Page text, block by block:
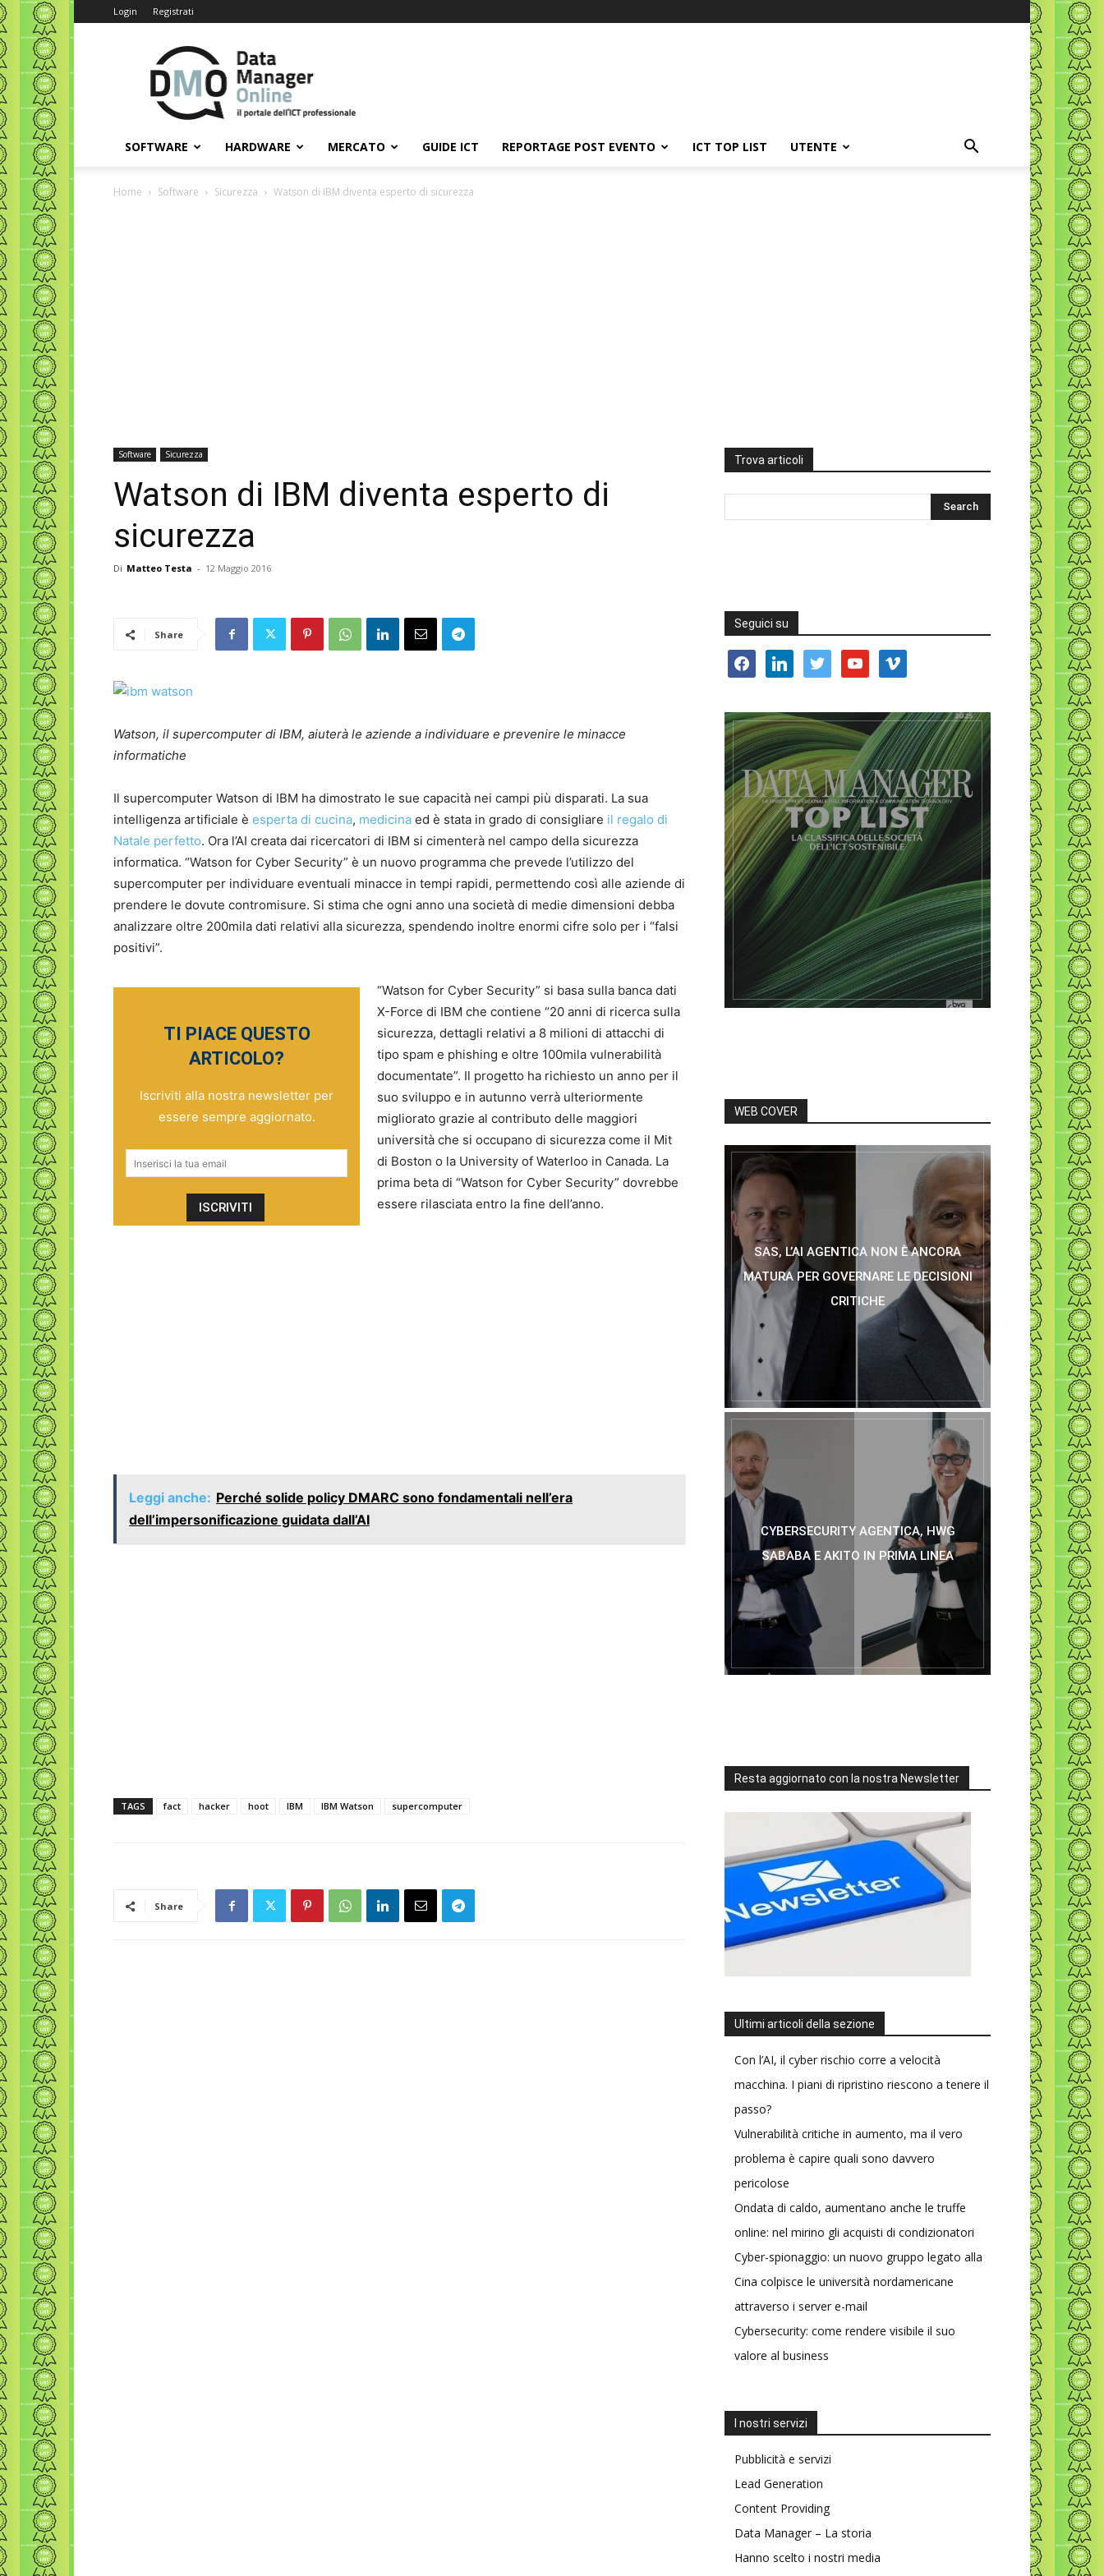
Login Registrati
Data
Manager
Online
SOFTWARE HARDWARE MERCATO GUIDE ICT REPORTAGE POST EVENTO ICT TOP LIST UTENTE
Home Software Sicurezza Watson di IBM diventa esperto di sicurezza
Software Sicurezza
Watson di IBM diventa esperto di
sicurezza
Di Matteo Testa - 12 Maggio 2016
Share
Watson, il supercomputer di IBM, aiuterà le aziende a individuare e prevenire le minacce
informatiche
Il supercomputer Watson di IBM ha dimostrato le sue capacità nei campi più disparati. La sua
intelligenza artificiale è esperta di cucina, medicina ed è stata in grado di consigliare il regalo di
Natale perfetto. Ora l’AI creata dai ricercatori di IBM si cimenterà nel campo della sicurezza
informatica. “Watson for Cyber Security” è un nuovo programma che prevede l’utilizzo del
supercomputer per individuare eventuali minacce in tempi rapidi, permettendo così alle aziende di
prendere le dovute contromisure. Si stima che ogni anno una società di medie dimensioni debba
analizzare oltre 200mila dati relativi alla sicurezza, spendendo inoltre enormi cifre solo per i “falsi
positivi”.
TI PIACE QUESTO
ARTICOLO?
Iscriviti alla nostra newsletter per
essere sempre aggiornato.
“Watson for Cyber Security” si basa sulla banca dati
X-Force di IBM che contiene “20 anni di ricerca sulla
sicurezza, dettagli relativi a 8 milioni di attacchi di
tipo spam e phishing e oltre 100mila vulnerabilità
documentate”. Il progetto ha richiesto un anno per il
suo sviluppo e in autunno verrà ulteriormente
migliorato grazie al contributo delle maggiori
università che si occupano di sicurezza come il Mit
di Boston o la University of Waterloo in Canada. La
prima beta di “Watson for Cyber Security” dovrebbe
essere rilasciata entro la fine dell’anno.
Leggi anche: Perché solide policy DMARC sono fondamentali nell’era
dell’impersonificazione guidata dall’AI
TAGS fact hacker hoot IBM IBM Watson supercomputer
Share
Trova articoli
Seguici su
facebooklinkedin twitter youtube vimeo
WEB COVER
SAS, L’AI AGENTICA NON È ANCORA
MATURA PER GOVERNARE LE DECISIONI
CRITICHE
CYBERSECURITY AGENTICA, HWG
SABABA E AKITO IN PRIMA LINEA
Resta aggiornato con la nostra Newsletter
Ultimi articoli della sezione
Con l’AI, il cyber rischio corre a velocità
macchina. I piani di ripristino riescono a tenere il
passo?
Vulnerabilità critiche in aumento, ma il vero
problema è capire quali sono davvero
pericolose
Ondata di caldo, aumentano anche le truffe
online: nel mirino gli acquisti di condizionatori
Cyber-spionaggio: un nuovo gruppo legato alla
Cina colpisce le università nordamericane
attraverso i server e-mail
Cybersecurity: come rendere visibile il suo
valore al business
I nostri servizi
Pubblicità e servizi
Lead Generation
Content Providing
Data Manager – La storia
Hanno scelto i nostri media